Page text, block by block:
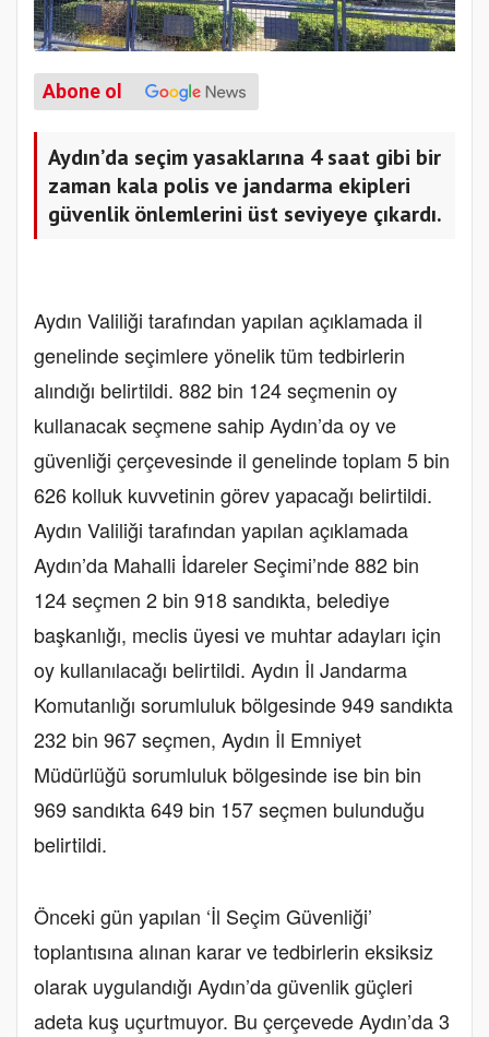
Abone ol
Aydın’da seçim yasaklarına 4 saat gibi bir
zaman kala polis ve jandarma ekipleri
güvenlik önlemlerini üst seviyeye çıkardı.
Aydın Valiliği tarafından yapılan açıklamada il
genelinde seçimlere yönelik tüm tedbirlerin
alındığı belirtildi. 882 bin 124 seçmenin oy
kullanacak seçmene sahip Aydın’da oy ve
güvenliği çerçevesinde il genelinde toplam 5 bin
626 kolluk kuvvetinin görev yapacağı belirtildi.
Aydın Valiliği tarafından yapılan açıklamada
Aydın’da Mahalli İdareler Seçimi’nde 882 bin
124 seçmen 2 bin 918 sandıkta, belediye
başkanlığı, meclis üyesi ve muhtar adayları için
oy kullanılacağı belirtildi. Aydın İl Jandarma
Komutanlığı sorumluluk bölgesinde 949 sandıkta
232 bin 967 seçmen, Aydın İl Emniyet
Müdürlüğü sorumluluk bölgesinde ise bin bin
969 sandıkta 649 bin 157 seçmen bulunduğu
belirtildi.
Önceki gün yapılan ‘İl Seçim Güvenliği’
toplantısına alınan karar ve tedbirlerin eksiksiz
olarak uygulandığı Aydın’da güvenlik güçleri
adeta kuş uçurtmuyor. Bu çerçevede Aydın’da 3